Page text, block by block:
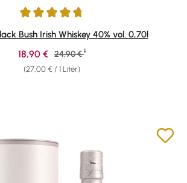
Bewertung von 4.84 von 5 Sternen
Bush Irish Whiskey 40% vol. 0,70l
(27,00 € / 1 Liter)
Verkaufspreis:
18,90 € Regulärer Preis:
24,90 € 1